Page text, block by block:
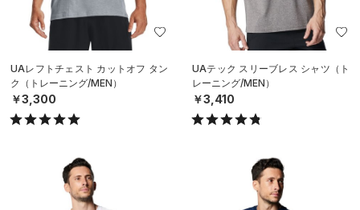
UAレフトチェスト カットオフ タン
ク（トレーニング/MEN）
￥3,300
UAテック スリーブレス シャツ（ト
レーニング/MEN）
￥3,410